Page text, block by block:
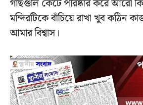
গাছগুলি কেটে পরিষ্কার করে আরো
মন্দিরটিকে বাঁচিয়ে রাখা খুব কঠিন
আমার বিশ্বাস।